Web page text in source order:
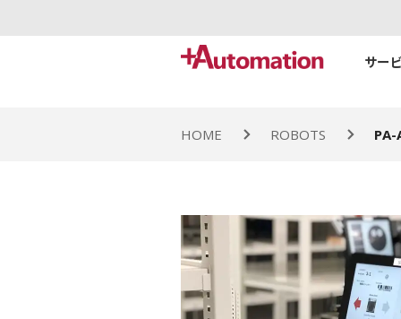
サー
HOME ROBOTS PA-